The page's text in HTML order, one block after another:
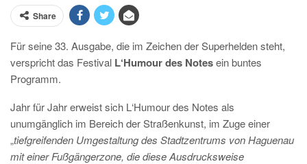
Share
Für seine 33. Ausgabe, die im Zeichen der Superhelden steht,
verspricht das Festival L‘Humour des Notesein buntes
Programm.
Jahr für Jahr erweist sich L‘Humour des Notes als
unumgänglich im Bereich der Straßenkunst, im Zuge einer
„tiefgreifenden Umgestaltung des Stadtzentrums von Haguenau
mit einer Fußgängerzone, die diese Ausdrucksweise